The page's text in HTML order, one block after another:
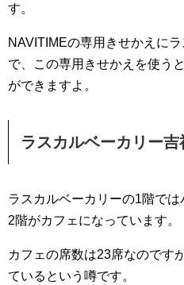
す。
NAVITIMEの専用きせかえに
で、この専用きせかえを使う
ができますよ。
ラスカルベーカリー
ラスカルベーカリーの1階では
2階がカフェになっています。
カフェの席数は23席なのです
ているという噂です。